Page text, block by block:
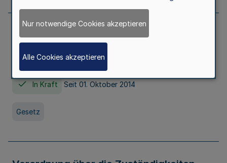
Gesetz über die Hochschulen des Landes
Nordrhein-Westfalen (Hochschulgesetz -
HG)
In Kraft Seit 01. Oktober 2014
Gesetz
Nur notwendige Cookies akzeptieren
Alle Cookies akzeptieren